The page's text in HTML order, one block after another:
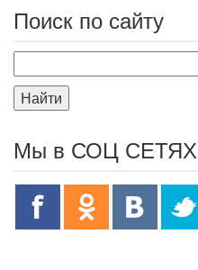
Поиск по сайту
Найти
Мы в СОЦ СЕТЯХ